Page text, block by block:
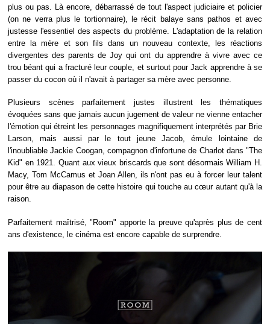
plus ou pas. Là encore, débarrassé de tout l'aspect judiciaire et policier
(on ne verra plus le tortionnaire), le récit balaye sans pathos et avec
justesse l'essentiel des aspects du problème. L'adaptation de la relation
entre la mère et son fils dans un nouveau contexte, les réactions
divergentes des parents de Joy qui ont du apprendre à vivre avec ce
trou béant qui a fracturé leur couple, et surtout pour Jack apprendre à se
passer du cocon où il n'avait à partager sa mère avec personne.
Plusieurs scènes parfaitement justes illustrent les thématiques
évoquées sans que jamais aucun jugement de valeur ne vienne entacher
l'émotion qui étreint les personnages magnifiquement interprétés par Brie
Larson, mais aussi par le tout jeune Jacob, émule lointaine de
l'inoubliable Jackie Coogan, compagnon d'infortune de Charlot dans "The
Kid" en 1921. Quant aux vieux briscards que sont désormais William H.
Macy, Tom McCamus et Joan Allen, ils n'ont pas eu à forcer leur talent
pour être au diapason de cette histoire qui touche au cœur autant qu'à la
raison.
Parfaitement maîtrisé, "Room" apporte la preuve qu'après plus de cent
ans d'existence, le cinéma est encore capable de surprendre.